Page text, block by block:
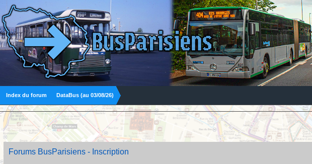
Index du forum DataBus (au 03/08/26)
Forums BusParisiens - Inscription